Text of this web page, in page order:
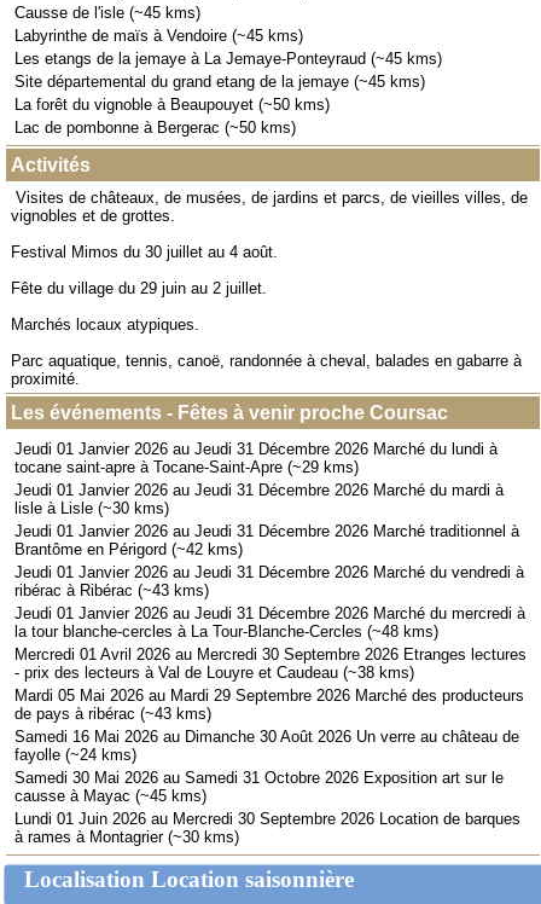
Causse de l'isle (~45 kms)
Labyrinthe de maïs à Vendoire (~45 kms)
Les etangs de la jemaye à La Jemaye-Ponteyraud (~45 kms)
Site départemental du grand etang de la jemaye (~45 kms)
La forêt du vignoble à Beaupouyet (~50 kms)
Lac de pombonne à Bergerac (~50 kms)
Activités
Visites de châteaux, de musées, de jardins et parcs, de vieilles villes, de
vignobles et de grottes.
Festival Mimos du 30 juillet au 4 août.
Fête du village du 29 juin au 2 juillet.
Marchés locaux atypiques.
Parc aquatique, tennis, canoë, randonnée à cheval, balades en gabarre à
proximité.
Les événements - Fêtes à venir proche Coursac
Jeudi 01 Janvier 2026 au Jeudi 31 Décembre 2026 Marché du lundi à
tocane saint-apre à Tocane-Saint-Apre (~29 kms)
Jeudi 01 Janvier 2026 au Jeudi 31 Décembre 2026 Marché du mardi à
lisle à Lisle (~30 kms)
Jeudi 01 Janvier 2026 au Jeudi 31 Décembre 2026 Marché traditionnel à
Brantôme en Périgord (~42 kms)
Jeudi 01 Janvier 2026 au Jeudi 31 Décembre 2026 Marché du vendredi à
ribérac à Ribérac (~43 kms)
Jeudi 01 Janvier 2026 au Jeudi 31 Décembre 2026 Marché du mercredi à
la tour blanche-cercles à La Tour-Blanche-Cercles (~48 kms)
Mercredi 01 Avril 2026 au Mercredi 30 Septembre 2026 Etranges lectures
- prix des lecteurs à Val de Louyre et Caudeau (~38 kms)
Mardi 05 Mai 2026 au Mardi 29 Septembre 2026 Marché des producteurs
de pays à ribérac (~43 kms)
Samedi 16 Mai 2026 au Dimanche 30 Août 2026 Un verre au château de
fayolle (~24 kms)
Samedi 30 Mai 2026 au Samedi 31 Octobre 2026 Exposition art sur le
causse à Mayac (~45 kms)
Lundi 01 Juin 2026 au Mercredi 30 Septembre 2026 Location de barques
à rames à Montagrier (~30 kms)
Localisation Location saisonnière